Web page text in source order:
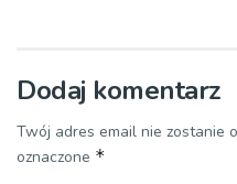
Dodaj komentarz
Twój adres email nie zostanie
oznaczone *